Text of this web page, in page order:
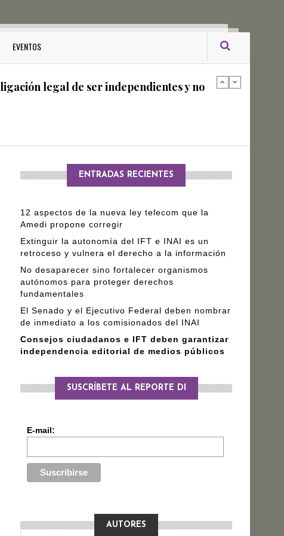
EVENTOS
legal de ser independientes y no
garantizar independencia editorial de
ENTRADAS RECIENTES
12 aspectos de la nueva ley telecom que la
Amedi propone corregir
Extinguir la autonomía del IFT e INAI es un
retroceso y vulnera el derecho a la información
No desaparecer sino fortalecer organismos
autónomos para proteger derechos
fundamentales
El Senado y el Ejecutivo Federal deben nombrar
de inmediato a los comisionados del INAI
Consejos ciudadanos e IFT deben garantizar
independencia editorial de medios públicos
SUSCRÍBETE AL REPORTE DI
E-mail:
AUTORES